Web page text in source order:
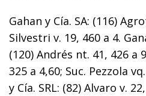
Gahan y Cía. SA: (116)
Silvestri v. 19, 460 a 4.
(120) Andrés nt. 41, 426 a
325 a 4,60; Suc. Pezzola
y Cía. SRL: (82) Alvaro v.